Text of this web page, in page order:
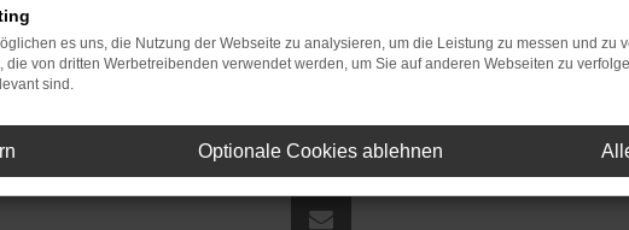
Vogtland | fj@jakob-trading.com |Webdesign by audaris.de
es uns, die Nutzung der Webseite zu analysieren, um die Leistung zu messen und zu
die von dritten Werbetreibenden verwendet werden, um Sie auf anderen Webseiten zu
sind.
Optionale Cookies ablehnen